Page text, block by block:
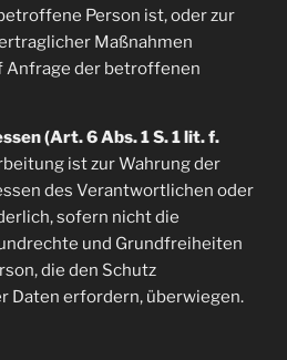
Person ist, oder zur
Maßnahmen
Anfrage der betroffenen
(Art. 6 Abs. 1 S. 1 lit. f.
ist zur Wahrung der
des Verantwortlichen oder
sofern nicht die
und Grundfreiheiten
die den Schutz
Daten erfordern, überwiegen.